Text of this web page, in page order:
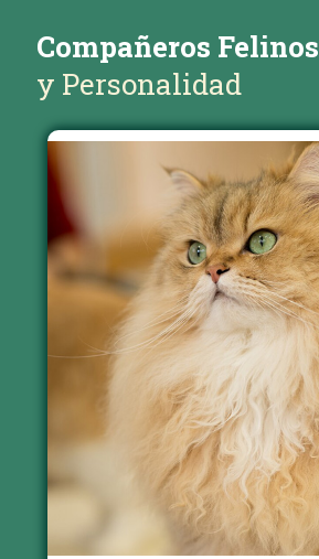
Compañeros Felinos
y Personalidad